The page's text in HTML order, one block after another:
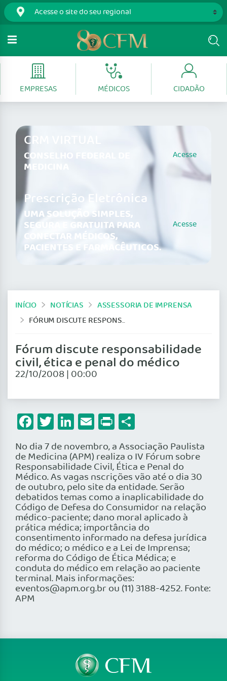
EMPRESAS MÉDICOS CIDADÃO
CRM VIRTUAL
CONSELHO FEDERAL DE
MEDICINA
Acesse
Prescrição Eletrônica
UMA SOLUÇÃO SIMPLES,
SEGURA E GRATUITA PARA
CONECTAR MÉDICOS,
PACIENTES E FARMACÊUTICOS.
Acesse
INÍCIO NOTÍCIAS
ASSESSORIA DE IMPRENSA
FÓRUM DISCUTE RESPONSABILIDADE CIVIL, ÉTICA E PENAL DO MÉDICO
Fórum discute responsabilidade
civil, ética e penal do médico
22/10/2008 | 00:00
Facebook
Twitter
LinkedIn
Email
Print
No dia 7 de novembro, a Associação Paulista
de Medicina (APM) realiza o IV Fórum sobre
Responsabilidade Civil, Ética e Penal do
Médico. As vagas nscrições vão até o dia 30
de outubro, pelo site da entidade. Serão
debatidos temas como a inaplicabilidade do
Código de Defesa do Consumidor na relação
médico-paciente; dano moral aplicado à
prática médica; importância do
consentimento informado na defesa jurídica
do médico; o médico e a Lei de Imprensa;
reforma do Código de Ética Médica; e
conduta do médico em relação ao paciente
terminal. Mais informações:
eventos@apm.org.br ou (11) 3188-4252. Fonte:
APM